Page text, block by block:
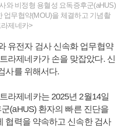
와 비정형 용혈성 요독증후군(aHUS)
업무협약(MOU)을 체결하고 기념촬
제네카>
유전자 검사 신속화 업무협약
라제네카가 손을 맞잡았다. 신
사를 위해서다.
라제네카는 2025년 2월14일
(aHUS) 환자의 빠른 진단을
협력을 약속하고 신속한 검사